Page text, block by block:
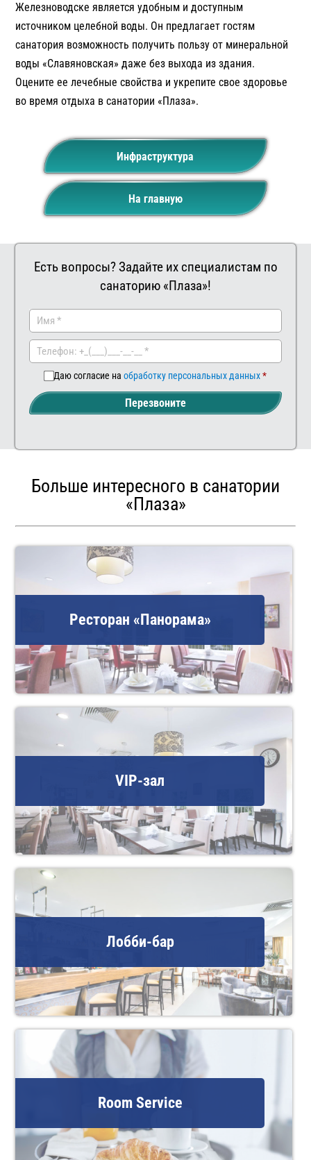
Железноводске является удобным и доступным
источником целебной воды. Он предлагает гостям
санатория возможность получить пользу от минеральной
воды «Славяновская» даже без выхода из здания.
Оцените ее лечебные свойства и укрепите свое здоровье
во время отдыха в санатории «Плаза».
Инфраструктура
На главную
Есть вопросы? Задайте их специалистам по
санаторию «Плаза»!
Даю согласие на обработку персональных данных
Перезвоните
Больше интересного в санатории
«Плаза»
Ресторан «Панорама»
VIP-зал
Лобби-бар
Room Service